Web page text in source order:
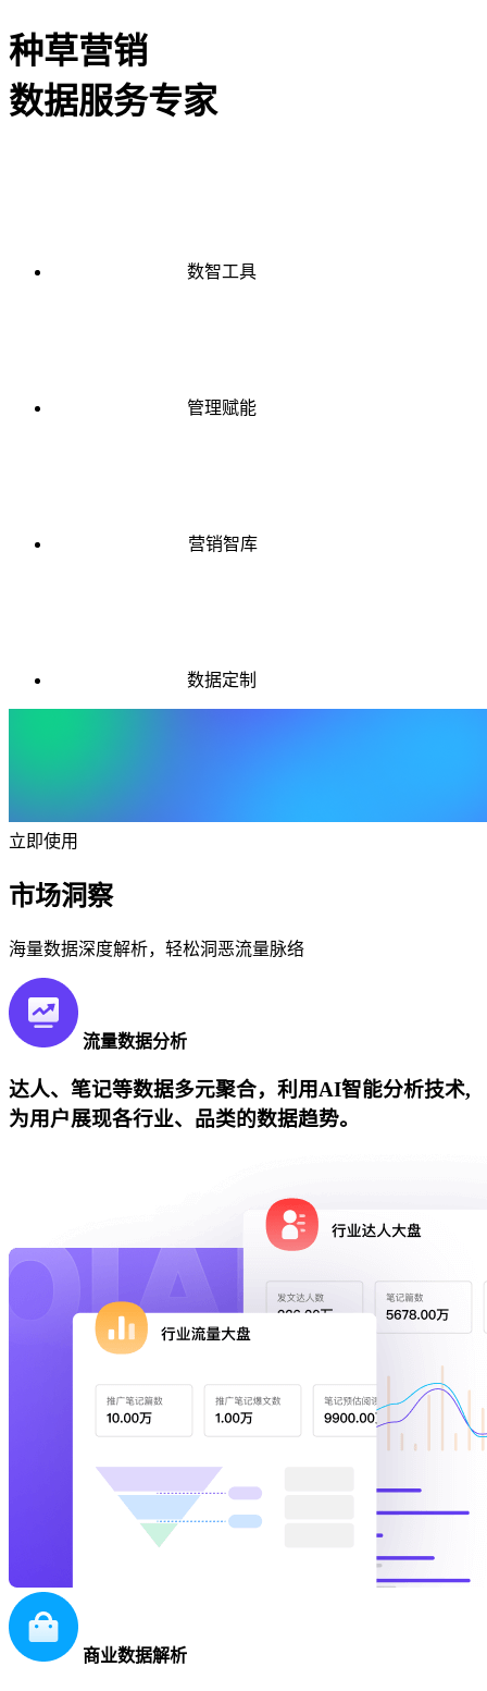
种草营销
数据服务专家
数智工具
管理赋能
营销智库
数据定制
立即使用
市场洞察
海量数据深度解析，轻松洞恶流量脉络
流量数据分析
达人、笔记等数据多元聚合，利用AI智能分析技术,
为用户展现各行业、品类的数据趋势。
商业数据解析